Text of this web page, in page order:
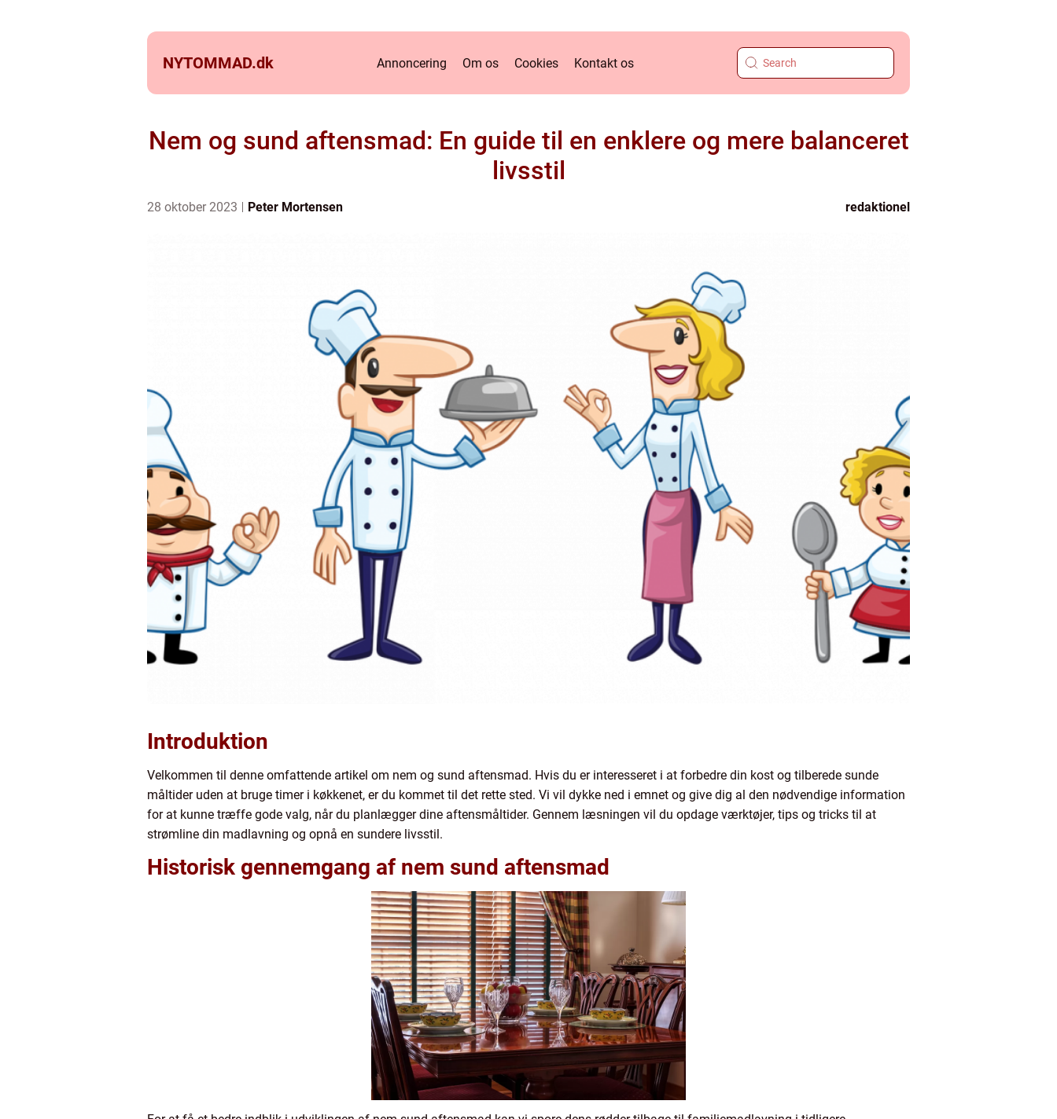
NYTOMMAD.dk Annoncering Om os Cookies Kontakt os
Nem og sund aftensmad: En guide til en enklere og mere balanceret
livsstil
28 oktober 2023 Peter Mortensen redaktionel
Introduktion
Velkommen til denne omfattende artikel om nem og sund aftensmad. Hvis du er interesseret i at forbedre din kost og tilberede sunde
måltider uden at bruge timer i køkkenet, er du kommet til det rette sted. Vi vil dykke ned i emnet og give dig al den nødvendige information
for at kunne træffe gode valg, når du planlægger dine aftensmåltider. Gennem læsningen vil du opdage værktøjer, tips og tricks til at
strømline din madlavning og opnå en sundere livsstil.
Historisk gennemgang af nem sund aftensmad